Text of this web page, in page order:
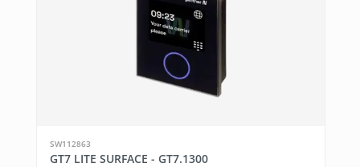
SW112863
GT7 LITE SURFACE - GT7.1300